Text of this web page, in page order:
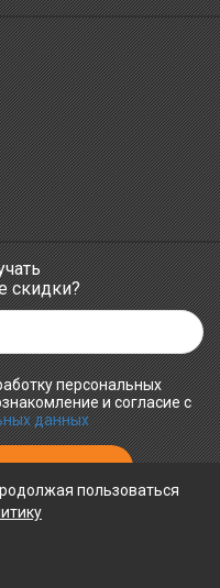
скидки?
персональных
и согласие с
данных
пользоваться